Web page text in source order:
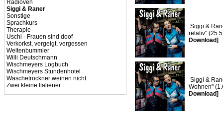
Radioven
Siggi & Raner
Sonstige
Sprachkurs
Therapie
Uschi - Frauen sind doof
Verkorkst, vergeigt, vergessen
Weltenbummler
Willi Deutschmann
Wischmeyers Logbuch
Wischmeyers Stundenhotel
Wäschetrockner weinen nicht
Zwei kleine Italiener
Siggi &
relativ"
Download]
Siggi &
Wohnen"
Download]